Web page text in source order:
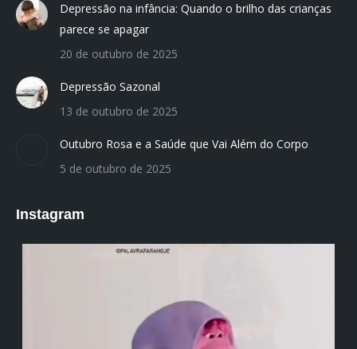
Depressão na infância: Quando o brilho das crianças
parece se apagar
20 de outubro de 2025
Depressão Sazonal
13 de outubro de 2025
Outubro Rosa e a Saúde que Vai Além do Corpo
5 de outubro de 2025
Instagram